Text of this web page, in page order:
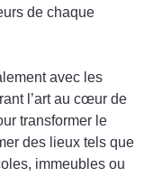
de chaque
avec les
l’art au cœur de
transformer le
des lieux tels que
immeubles ou